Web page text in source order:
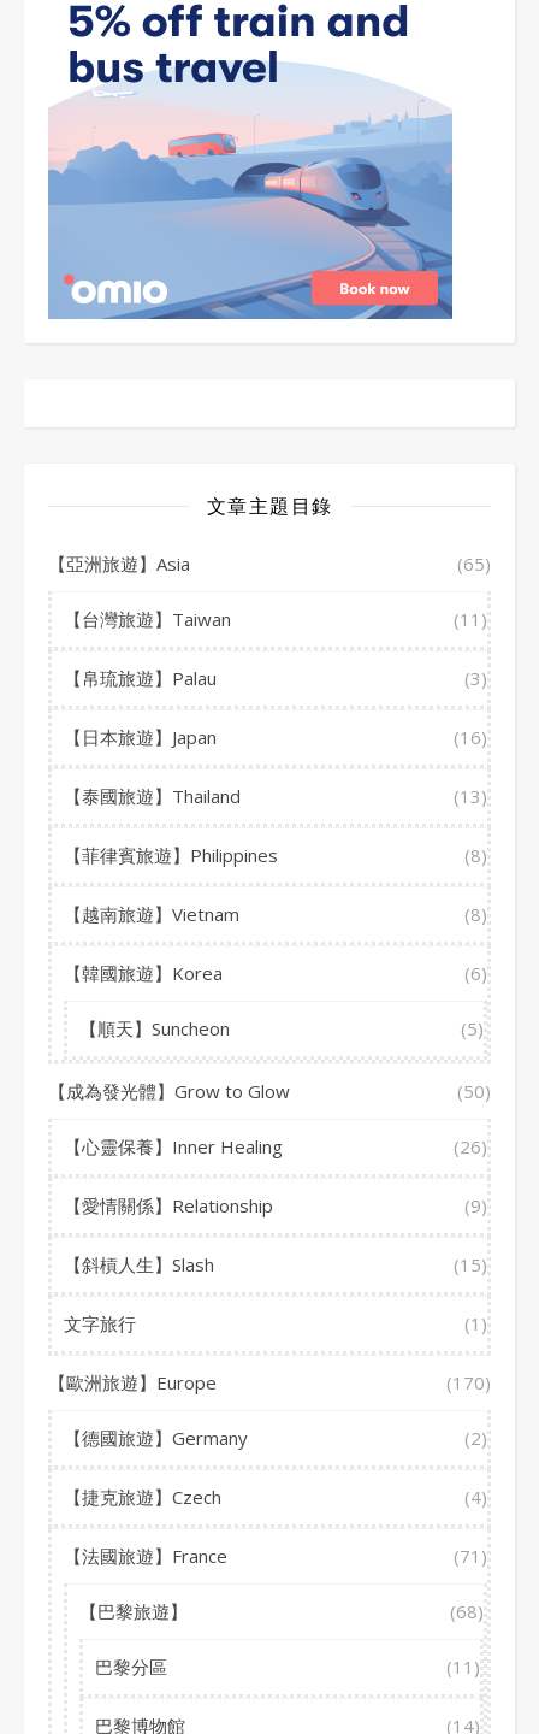
文章主題目錄
【亞洲旅遊】Asia (65)
【台灣旅遊】Taiwan (11)
【帛琉旅遊】Palau (3)
【日本旅遊】Japan (16)
【泰國旅遊】Thailand (13)
【菲律賓旅遊】Philippines (8)
【越南旅遊】Vietnam (8)
【韓國旅遊】Korea (6)
【順天】Suncheon (5)
【成為發光體】Grow to Glow (50)
【心靈保養】Inner Healing (26)
【愛情關係】Relationship (9)
【斜槓人生】Slash (15)
文字旅行 (1)
【歐洲旅遊】Europe (170)
【德國旅遊】Germany (2)
【捷克旅遊】Czech (4)
【法國旅遊】France (71)
【巴黎旅遊】 (68)
巴黎分區 (11)
巴黎博物館 (14)